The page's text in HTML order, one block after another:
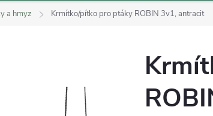
a hmyz Krmítko/pítko pro ptáky ROBIN 3v1, antracit